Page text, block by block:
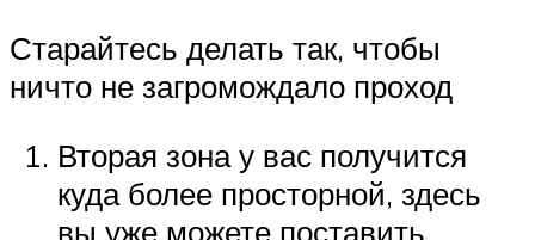
Старайтесь делать так, чтобы
ничто не загромождало проход
Вторая зона у вас получится
куда более просторной, здесь
вы уже можете поставить